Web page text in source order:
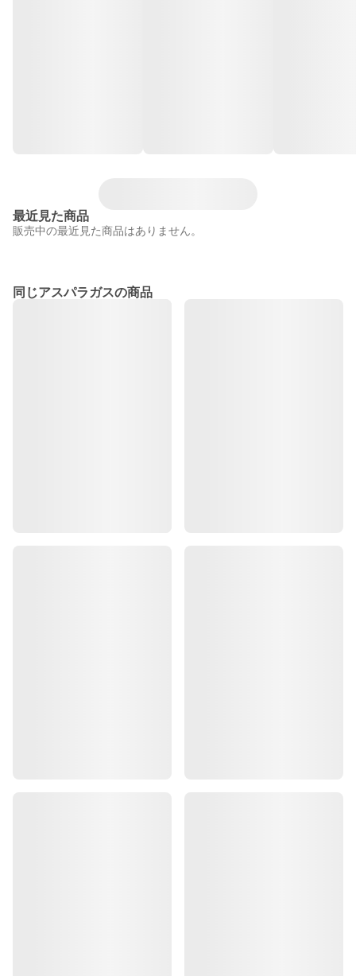
最近見た商品
販売中の最近見た商品はありません。
同じアスパラガスの商品